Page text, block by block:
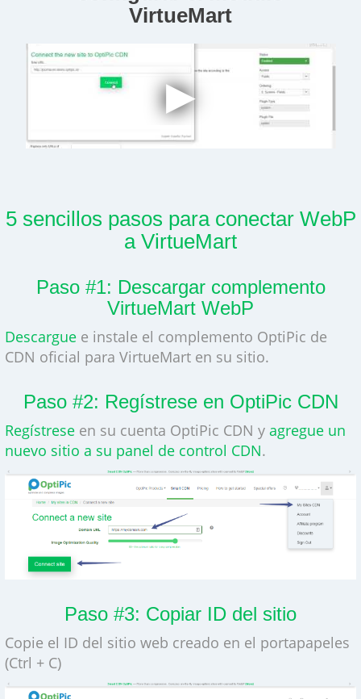
VirtueMart
5 sencillos pasos para conectar WebP
a VirtueMart
Paso #1: Descargar complemento
VirtueMart WebP
Descarguee instale el complemento OptiPic de
CDN oficial para VirtueMart en su sitio.
Paso #2: Regístrese en OptiPic CDN
Regístreseen su cuenta OptiPic CDN y agregue un
nuevo sitio a su panel de control CDN.
Paso #3: Copiar ID del sitio
Copie el ID del sitio web creado en el portapapeles
(Ctrl + C)